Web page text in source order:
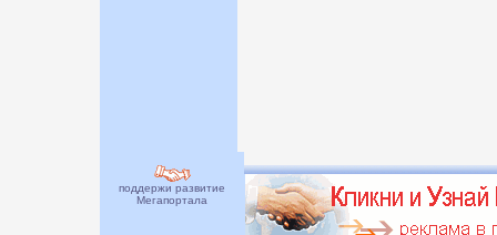
поддержи развитие
Мегапортала